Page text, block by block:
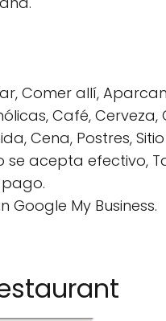
Comer allí,
Café,
Cena, Postres,
se acepta efectivo,
Google My Business.